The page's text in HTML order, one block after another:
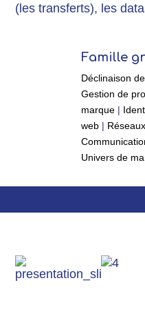
(les transferts), les
Famille
Déclinaison
Gestion de
marque|
web|
Univers de